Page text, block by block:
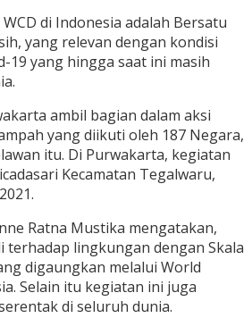
di Indonesia adalah Bersatu
yang relevan dengan kondisi
19 yang hingga saat ini masih
ambil bagian dalam aksi
yang diikuti oleh 187 Negara,
itu. Di Purwakarta, kegiatan
Kecamatan Tegalwaru,
Ratna Mustika mengatakan,
terhadap lingkungan dengan Skala
digaungkan melalui World
Selain itu kegiatan ini juga
di seluruh dunia.